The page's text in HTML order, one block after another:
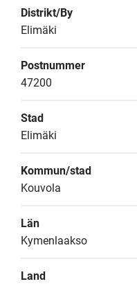
Distrikt/By
Elimäki
Postnummer
47200
Stad
Elimäki
Kommun/stad
Kouvola
Län
Kymenlaakso
Land